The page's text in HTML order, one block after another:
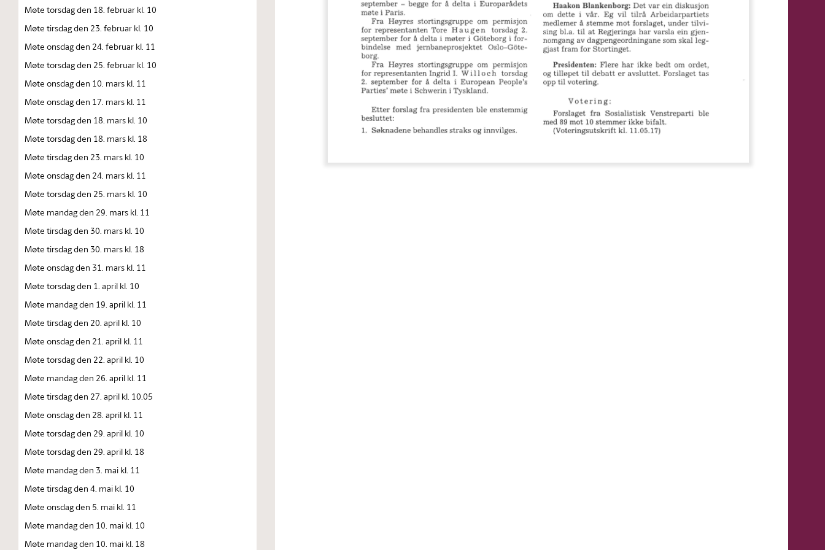
Møte torsdag den 18. februar kl. 10
Møte tirsdag den 23. februar kl. 10
Møte onsdag den 24. februar kl. 11
Møte torsdag den 25. februar kl. 10
Møte onsdag den 10. mars kl. 11
Møte onsdag den 17. mars kl. 11
Møte torsdag den 18. mars kl. 10
Møte torsdag den 18. mars kl. 18
Møte tirsdag den 23. mars kl. 10
Møte onsdag den 24. mars kl. 11
Møte torsdag den 25. mars kl. 10
Møte mandag den 29. mars kl. 11
Møte tirsdag den 30. mars kl. 10
Møte tirsdag den 30. mars kl. 18
Møte onsdag den 31. mars kl. 11
Møte torsdag den 1. april kl. 10
Møte mandag den 19. april kl. 11
Møte tirsdag den 20. april kl. 10
Møte onsdag den 21. april kl. 11
Møte torsdag den 22. april kl. 10
Møte mandag den 26. april kl. 11
Møte tirsdag den 27. april kl. 10.05
Møte onsdag den 28. april kl. 11
Møte torsdag den 29. april kl. 10
Møte torsdag den 29. april kl. 18
Møte mandag den 3. mai kl. 11
Møte tirsdag den 4. mai kl. 10
Møte onsdag den 5. mai kl. 11
Møte mandag den 10. mai kl. 10
Møte mandag den 10. mai kl. 18